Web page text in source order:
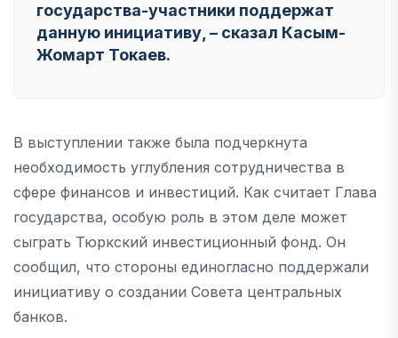
государства-участники поддержат
данную инициативу , – сказал Касым-
Жомарт Токаев.
В выступлении также была подчеркнута
необходимость углубления сотрудничества в
сфере финансов и инвестиций. Как считает Глава
государства, особую роль в этом деле может
сыграть Тюркский инвестиционный фонд. Он
сообщил, что стороны единогласно поддержали
инициативу о создании Совета центральных
банков.